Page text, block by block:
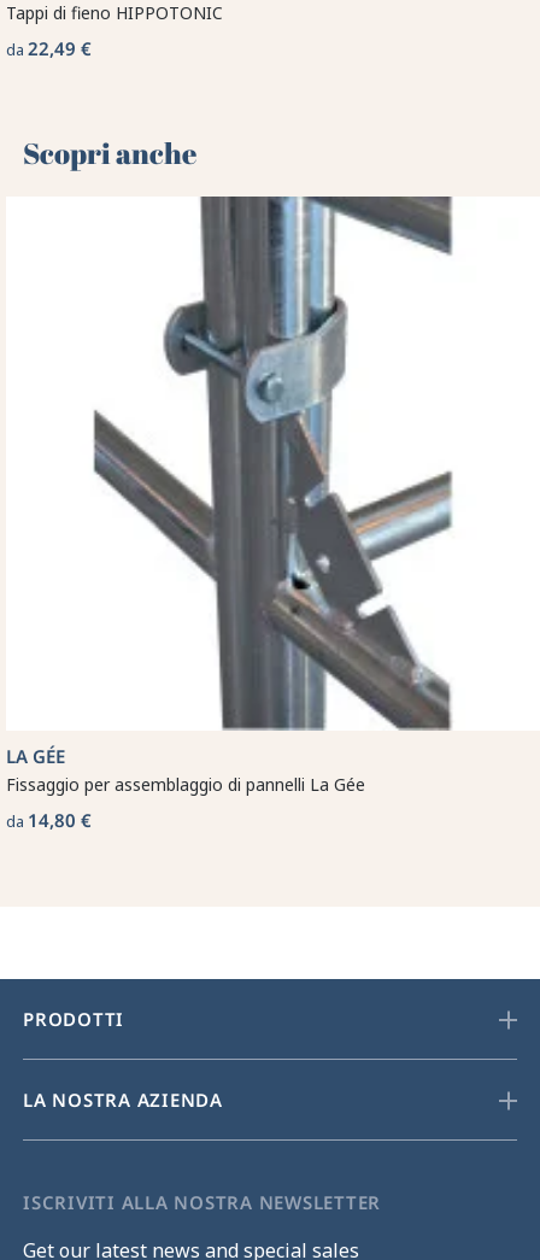
Tappi di fieno HIPPOTONIC
da 22,49 €
Scopri anche 🌻
LA GÉE
Fissaggio per assemblaggio di pannelli La Gée
da 14,80 €
PRODOTTI
LA NOSTRA AZIENDA
ISCRIVITI ALLA NOSTRA NEWSLETTER
Get our latest news and special sales